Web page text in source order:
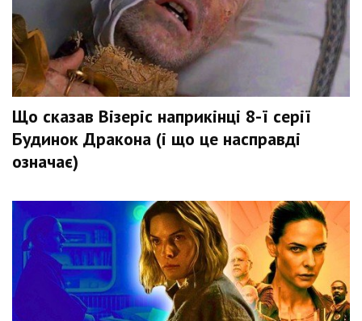
Що сказав Візеріс наприкінці 8-ї серії
Будинок Дракона (і що це насправді
означає)